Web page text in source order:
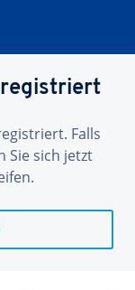
registriert
Falls
Sie sich jetzt